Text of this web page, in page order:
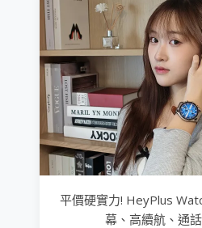
平價硬實力! HeyPlus
幕、高續航、通